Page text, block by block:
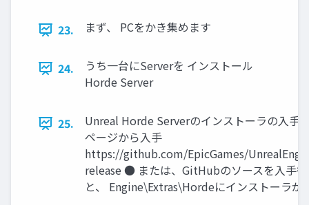
23. まず、 PCをかき集めます
24.
うち一台にServerを インストール
Horde Server
25.
Unreal Horde Serverのインストーラの入
ページから入手
https://github.com/EpicGames/
release ● または、GitHubのソースを入手
と、 Engine\Extras\Hordeにインストーラが